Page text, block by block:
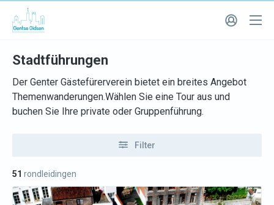
Stadtführungen
Der Genter Gästefürerverein bietet ein breites Angebot
Themenwanderungen.Wählen Sie eine Tour aus und
buchen Sie Ihre private oder Gruppenführung.
Filter
51 rondleidingen